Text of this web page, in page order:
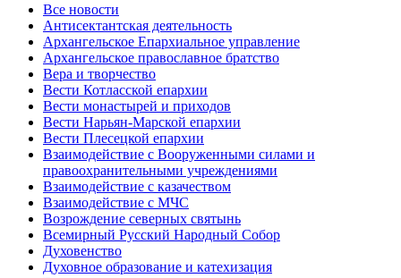
Все новости
Антисектантская деятельность
Архангельское Епархиальное управление
Архангельское православное братство
Вера и творчество
Вести Котласской епархии
Вести монастырей и приходов
Вести Нарьян-Марской епархии
Вести Плесецкой епархии
Взаимодействие с Вооруженными силами и
правоохранительными учреждениями
Взаимодействие с казачеством
Взаимодействие с МЧС
Возрождение северных святынь
Всемирный Русский Народный Собор
Духовенство
Духовное образование и катехизация